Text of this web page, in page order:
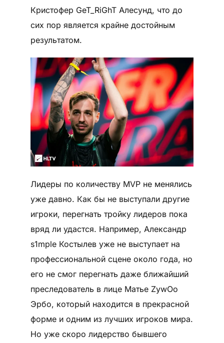
Кристофер GeT_RiGhT Алесунд, что до
сих пор является крайне достойным
результатом.
Лидеры по количеству MVP не менялись
уже давно. Как бы не выступали другие
игроки, перегнать тройку лидеров пока
вряд ли удастся. Например, Александр
s1mple Костылев уже не выступает на
профессиональной сцене около года, но
его не смог перегнать даже ближайший
преследователь в лице Матье ZywOo
Эрбо, который находится в прекрасной
форме и одним из лучших игроков мира.
Но уже скоро лидерство бывшего